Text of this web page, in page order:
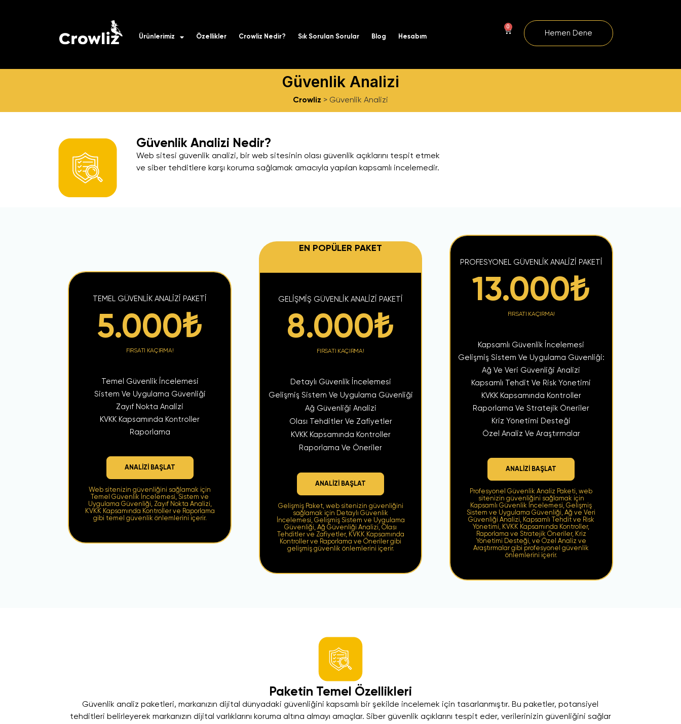
Ürünlerimiz Özellikler Crowliz Nedir? Sık Sorulan Sorular Blog Hesabım Hemen Dene
0
Güvenlik Analizi
Crowliz > Güvenlik Analizi
Güvenlik Analizi Nedir?
Web sitesi güvenlik analizi, bir web sitesinin olası güvenlik açıklarını tespit etmek
ve siber tehditlere karşı koruma sağlamak amacıyla yapılan kapsamlı incelemedir.
TEMEL GÜVENLİK ANALİZİ PAKETİ
5.000₺
FIRSATI KAÇIRMA!
Temel Güvenlik İncelemesi
Sistem Ve Uygulama Güvenliği
Zayıf Nokta Analizi
KVKK Kapsamında Kontroller
Raporlama
ANALİZİ BAŞLAT
Web sitenizin güvenliğini sağlamak için
Temel Güvenlik İncelemesi, Sistem ve
Uygulama Güvenliği, Zayıf Nokta Analizi,
KVKK Kapsamında Kontroller ve Raporlama
gibi temel güvenlik önlemlerini içerir.
EN POPÜLER PAKET
GELİŞMİŞ GÜVENLİK ANALİZİ PAKETİ
8.000₺
FIRSATI KAÇIRMA!
Detaylı Güvenlik İncelemesi
Gelişmiş Sistem Ve Uygulama Güvenliği
Ağ Güvenliği Analizi
Olası Tehditler Ve Zafiyetler
KVKK Kapsamında Kontroller
Raporlama Ve Öneriler
ANALİZİ BAŞLAT
Gelişmiş Paket, web sitenizin güvenliğini
sağlamak için Detaylı Güvenlik
İncelemesi, Gelişmiş Sistem ve Uygulama
Güvenliği, Ağ Güvenliği Analizi, Olası
Tehditler ve Zafiyetler, KVKK Kapsamında
Kontroller ve Raporlama ve Öneriler gibi
gelişmiş güvenlik önlemlerini içerir.
PROFESYONEL GÜVENLİK ANALİZİ PAKETİ
13.000₺
FIRSATI KAÇIRMA!
Kapsamlı Güvenlik İncelemesi
Gelişmiş Sistem Ve Uygulama Güvenliği:
Ağ Ve Veri Güvenliği Analizi
Kapsamlı Tehdit Ve Risk Yönetimi
KVKK Kapsamında Kontroller
Raporlama Ve Stratejik Öneriler
Kriz Yönetimi Desteği
Özel Analiz Ve Araştırmalar
ANALİZİ BAŞLAT
Profesyonel Güvenlik Analiz Paketi, web
sitenizin güvenliğini sağlamak için
Kapsamlı Güvenlik İncelemesi, Gelişmiş
Sistem ve Uygulama Güvenliği, Ağ ve Veri
Güvenliği Analizi, Kapsamlı Tehdit ve Risk
Yönetimi, KVKK Kapsamında Kontroller,
Raporlama ve Stratejik Öneriler, Kriz
Yönetimi Desteği, ve Özel Analiz ve
Araştırmalar gibi profesyonel güvenlik
önlemlerini içerir.
Paketin Temel Özellikleri
Güvenlik analiz paketleri, markanızın dijital dünyadaki güvenliğini kapsamlı bir şekilde incelemek için tasarlanmıştır. Bu paketler, potansiyel
tehditleri belirleyerek markanızın dijital varlıklarını koruma altına almayı amaçlar. Siber güvenlik açıklarını tespit eder, verilerinizin güvenliğini sağlar